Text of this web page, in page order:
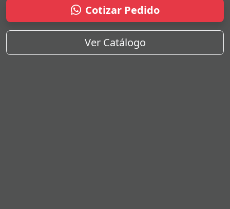
Cotizar Pedido
Ver Catálogo